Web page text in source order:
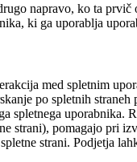
napravo, ko ta
ki ga uporablja
med spletnim
po spletnih
spletnega
strani), pomagajo pri
strani. Podjetja